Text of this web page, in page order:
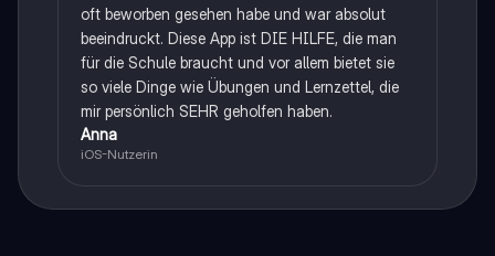
oft beworben gesehen habe und war absolut
beeindruckt. Diese App ist DIE HILFE, die man
für die Schule braucht und vor allem bietet sie
so viele Dinge wie Übungen und Lernzettel, die
mir persönlich SEHR geholfen haben.
Anna
iOS-Nutzerin